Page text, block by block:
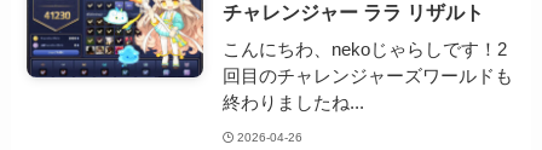
チャレンジャー ララ リザルト
こんにちわ、nekoじゃらしです！2
回目のチャレンジャーズワールドも
終わりましたね...
2026-04-26